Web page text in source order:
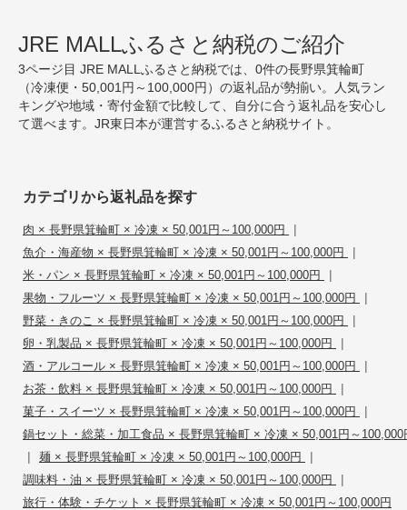
JRE MALLふるさと納税のご紹介
3ページ目 JRE MALLふるさと納税では、0件の長野県箕輪町
（冷凍便・50,001円～100,000円）の返礼品が勢揃い。人気ラン
キングや地域・寄付金額で比較して、自分に合う返礼品を安心し
て選べます。JR東日本が運営するふるさと納税サイト。
カテゴリから返礼品を探す
肉 × 長野県箕輪町 × 冷凍 × 50,001円～100,000円 |
魚介・海産物 × 長野県箕輪町 × 冷凍 × 50,001円～100,000円 |
米・パン × 長野県箕輪町 × 冷凍 × 50,001円～100,000円 |
果物・フルーツ × 長野県箕輪町 × 冷凍 × 50,001円～100,000円 |
野菜・きのこ × 長野県箕輪町 × 冷凍 × 50,001円～100,000円 |
卵・乳製品 × 長野県箕輪町 × 冷凍 × 50,001円～100,000円 |
酒・アルコール × 長野県箕輪町 × 冷凍 × 50,001円～100,000円 |
お茶・飲料 × 長野県箕輪町 × 冷凍 × 50,001円～100,000円 |
菓子・スイーツ × 長野県箕輪町 × 冷凍 × 50,001円～100,000円 |
鍋セット・総菜・加工食品 × 長野県箕輪町 × 冷凍 × 50,001円～100,000
| 麺 × 長野県箕輪町 × 冷凍 × 50,001円～100,000円 |
調味料・油 × 長野県箕輪町 × 冷凍 × 50,001円～100,000円 |
旅行・体験・チケット × 長野県箕輪町 × 冷凍 × 50,001円～100,000円